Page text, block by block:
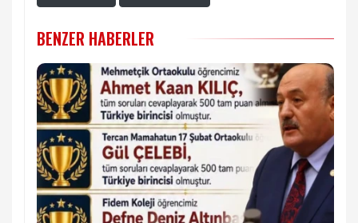
BENZER HABERLER